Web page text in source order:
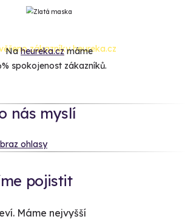
Naheureka.czmáme
spokojenost zákazníků.
nás myslí
ohlasy
pojistit
Máme nejvyšší